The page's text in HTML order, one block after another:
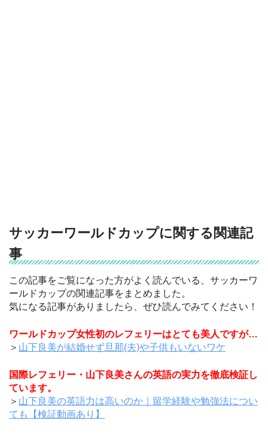
サッカーワールドカップに関する関連記
事
この記事をご覧になった方がよく読んでいる、サッカーワ
ールドカップの関連記事をまとめました。
気になる記事がありましたら、ぜひ読んでみてください！
ワールドカップ女性初のレフェリーはとても美人ですが…
＞ 山下良美が結婚せず旦那(夫)や子供もいないワケ
国際レフェリー・山下良美さんの英語の実力を徹底検証し
ています。
＞ 山下良美の英語力は高いのか｜留学経験や勉強法につい
ても【検証動画あり】